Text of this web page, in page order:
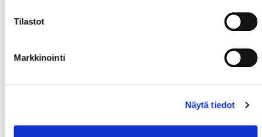
Tilastot
Markkinointi
Näytä tiedot